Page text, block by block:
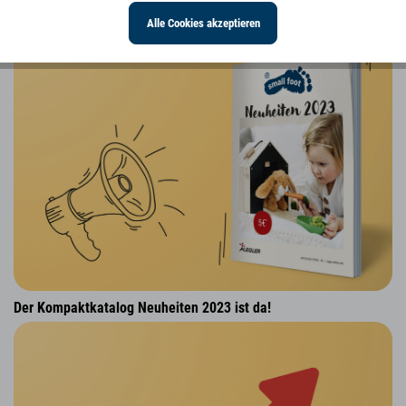
Der Kompaktkatalog Neuheiten 2023 ist da!
Alle Cookies akzeptieren